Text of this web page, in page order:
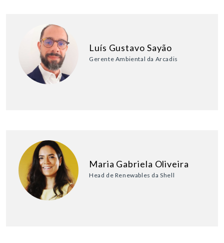
Luís Gustavo Sayão
Gerente Ambiental da Arcadis
Maria Gabriela Oliveira
Head de Renewables da Shell